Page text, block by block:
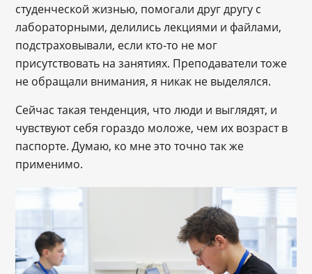
студенческой жизнью, помогали друг другу с
лабораторными, делились лекциями и файлами,
подстраховывали, если кто-то не мог
присутствовать на занятиях. Преподаватели тоже
не обращали внимания, я никак не выделялся.
Сейчас такая тенденция, что люди и выглядят, и
чувствуют себя гораздо моложе, чем их возраст в
паспорте. Думаю, ко мне это точно так же
применимо.